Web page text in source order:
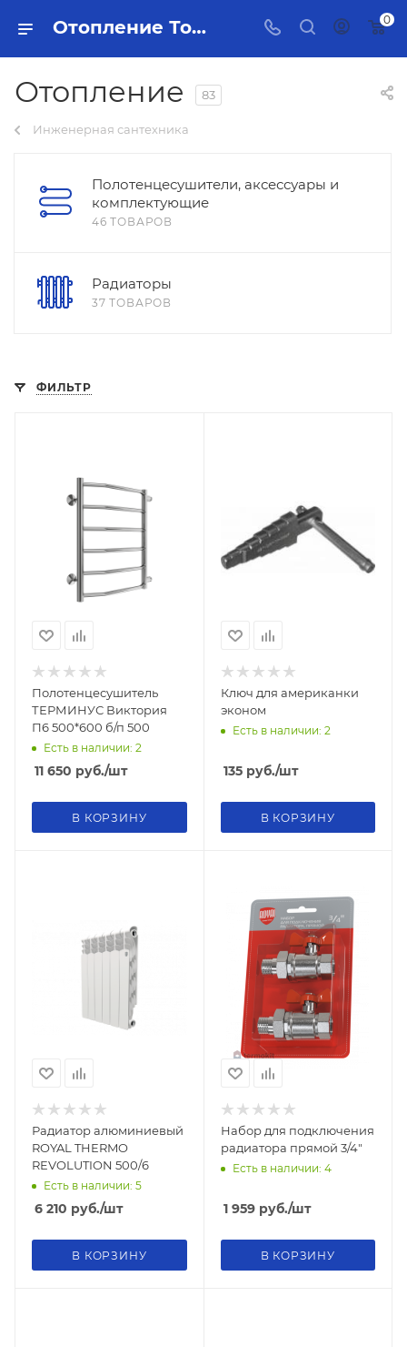
Отопление Тольятти - купить в интернет-магазине, каталог с ценами и характеристиками 0
Отопление 83
Инженерная сантехника
Полотенцесушители, аксессуары и
комплектующие
46 ТОВАРОВ
Радиаторы
37 ТОВАРОВ
ФИЛЬТР
Полотенцесушитель
ТЕРМИНУС Виктория
П6 500*600 б/п 500
Есть в наличии: 2
11 650 руб./шт
В КОРЗИНУ
Ключ для американки
эконом
Есть в наличии: 2
135руб./шт
В КОРЗИНУ
Радиатор алюминиевый
ROYAL THERMO
REVOLUTION 500/6
Есть в наличии: 5
6 210 руб./шт
В КОРЗИНУ
Набор для подключения
радиатора прямой 3/4"
Есть в наличии: 4
1 959руб./шт
В КОРЗИНУ